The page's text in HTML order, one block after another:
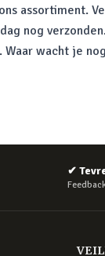
assortiment.
nog
wacht je
✔